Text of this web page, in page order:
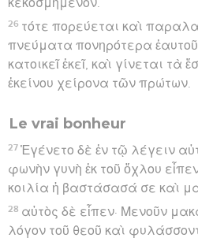
κεκοσμημένον.
26 τότε πορεύεται καὶ
πνεύματα πονηρότερα ἑαυτοῦ
κατοικεῖ ἐκεῖ, καὶ γίνεται τὰ
ἐκείνου χείρονα τῶν πρώτων.
Le vrai bonheur
27 Ἐγένετο δὲ ἐν τῷ λέγειν
φωνὴν γυνὴ ἐκ τοῦ ὄχλου
κοιλία ἡ βαστάσασά σε καὶ
28 αὐτὸς δὲ εἶπεν· Μενοῦν
λόγον τοῦ θεοῦ καὶ